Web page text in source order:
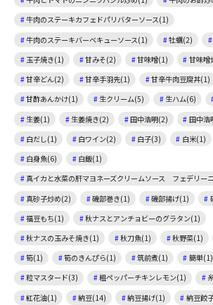
牛肉のステーキカフェドパリバターソース(1)
牛肉のステーキバーベキューソース(1)
牡蠣(2)
玉子焼き(1)
甘みそ(2) 甘味噌(1) 甘味噌
甘辛どん(2)
甘辛手羽先(1) 甘辛牛肉豆腐丼(1)
甘酢あんかけ(1)
生クリーム(5) 生ハム(6)
生姜(1)
生姜焼き(2) 田中浩明(2) 田中浩
白だし(1)
白ワイン(2) 白子(3) 白米(1)
白身魚(6)
白飯(1)
真イカと水菜の肝マヨネーズクリームソース フェデリー
真砂子炒め(2)
磯部巻き(1) 磯部揚げ(1)
福豆もち(1)
秋ナスとアンチョビーのグラタン(1)
秋ナスの玉みそ焼き(1)
秋刀魚(1) 秋野菜(1)
筍(1)
筍のきんぴら(1) 筑前煮(1) 簡単(1)
粒マスタード(3)
粗ペッパーチキンレモン(1)
紅花油(1)
納豆(14) 納豆揚げ(1) 納豆餃